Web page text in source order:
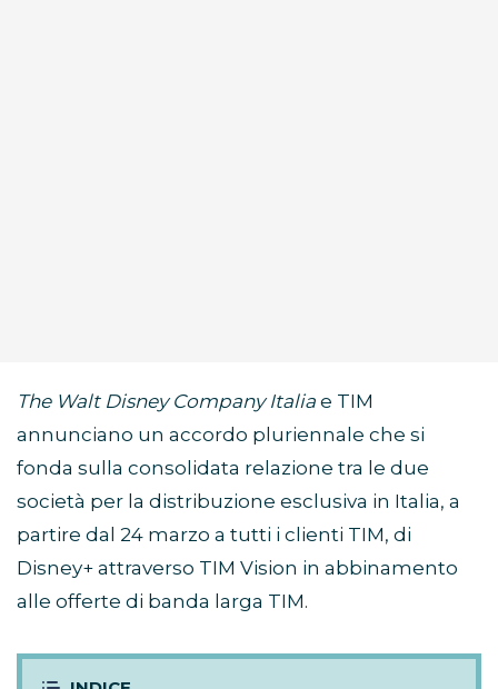
The Walt Disney Company Italia e TIM
annunciano un accordo pluriennale che si
fonda sulla consolidata relazione tra le due
società per la distribuzione esclusiva in Italia, a
partire dal 24 marzo a tutti i clienti TIM, di
Disney+ attraverso TIM Vision in abbinamento
alle offerte di banda larga TIM.